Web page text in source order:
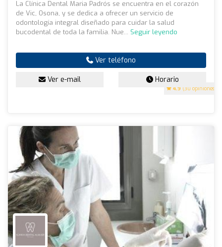
4.9 (30 opiniones)
La Clínica Dental Maria Padrós se encuentra en el corazón
de Vic, Osona, y se dedica a ofrecer un servicio de
odontología integral diseñado para cuidar la salud
bucodental de toda la familia. Nue... Seguir leyendo
Ver teléfono
Ver e-mail Horario